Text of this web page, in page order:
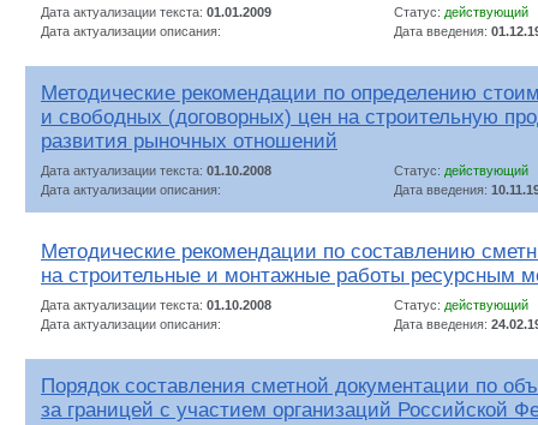
Дата актуализации текста: 01.01.2009 Статус: действующий
Дата актуализации описания:
Дата введения:
Методические рекомендации по определению
и свободных (договорных) цен на строительную
развития рыночных отношений
Дата актуализации текста: 01.10.2008 Статус: действующий
Дата актуализации описания:
Дата введения:
Методические рекомендации по составлению
на строительные и монтажные работы ресурсным
Дата актуализации текста: 01.10.2008 Статус: действующий
Дата актуализации описания:
Дата введения:
Порядок составления сметной документации по
за границей с участием организаций Российской